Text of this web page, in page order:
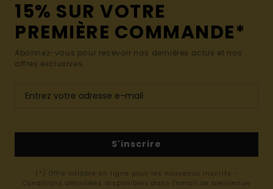
15% SUR VOTRE
PREMIÈRE COMMANDE*
Abonnez-vous pour recevoir nos dernières actus et nos
offres exclusives.
S'inscrire
(*) Offre valable en ligne pour les nouveaux inscrits -
Conditions détaillées disponibles dans l'email de bienvenue